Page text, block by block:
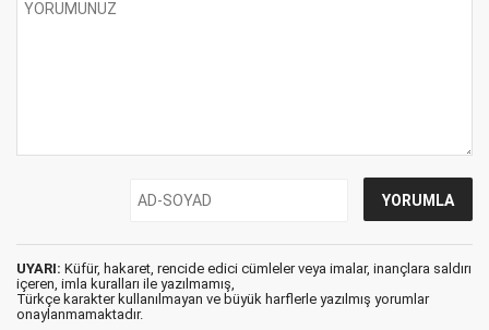
UYARI: Küfür, hakaret, rencide edici cümleler veya imalar, inançlara saldırı
içeren, imla kuralları ile yazılmamış,
Türkçe karakter kullanılmayan ve büyük harflerle yazılmış yorumlar
onaylanmamaktadır.